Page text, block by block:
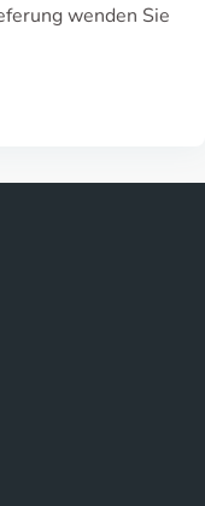
wenden Sie